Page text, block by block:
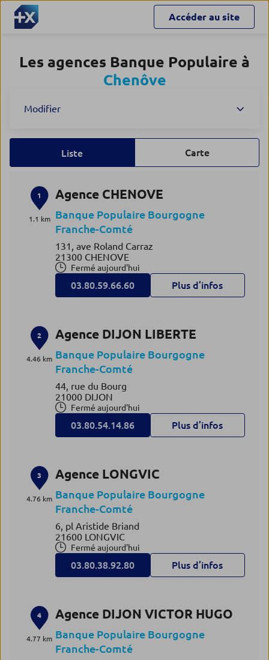
Accéder au site
Les agences Banque Populaire à
Chenôve
Modifier
Liste Carte
1
1.1 km
Agence CHENOVE
Banque Populaire Bourgogne
Franche-Comté
131, ave Roland Carraz
21300 CHENOVE
Fermé aujourd'hui
03.80.59.66.60 Plus d’infos
2
4.46 km
Agence DIJON LIBERTE
Banque Populaire Bourgogne
Franche-Comté
44, rue du Bourg
21000 DIJON
Fermé aujourd'hui
03.80.54.14.86 Plus d’infos
3
4.76 km
Agence LONGVIC
Banque Populaire Bourgogne
Franche-Comté
6, pl Aristide Briand
21600 LONGVIC
Fermé aujourd'hui
03.80.38.92.80 Plus d’infos
4
4.77 km
Agence DIJON VICTOR HUGO
Banque Populaire Bourgogne
Franche-Comté